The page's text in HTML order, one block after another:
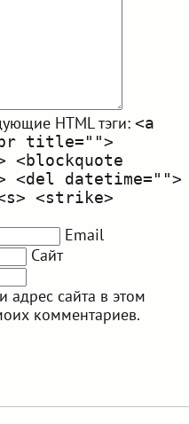
HTMLтэги: <a
title="">
<blockquote
<del datetime="">
<strike>
Email
Сайт
адрес сайта в этом
комментариев.